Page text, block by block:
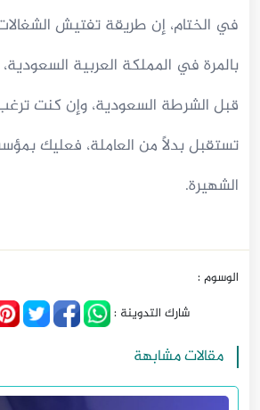
في الختام، إن طريقة تفتيش
بالمرة في المملكة العربية
قبل الشرطة السعودية، وإن كنت
الشهيرة.
الوسوم :
شارك التدوينة :
مقالات مشابهة